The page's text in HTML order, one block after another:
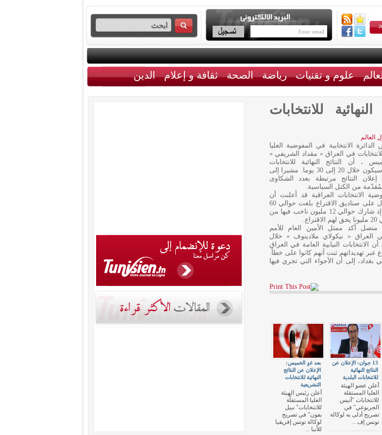
علوم و تقنيات رياضة الصحة ثقافة و إعلام الدين
للانتخابات
العالم
الانتخابية في المفوضية العليا
في العراق « مقداد الشريفي »
، أن النتائج النهائية للانتخابات
التشريعية سيكون خلال 20 إلى 30 يوما. مشيرا إلى
النتائج مرتبطة بعدد الشكاوى
من الكتل السياسية.
الانتخابات العراقية قد أعلنت أن
نسبة الإقبال على صناديق الاقتراع بلغت حوالي 60
في المئة، إذ شارك حوالي 12 مليون ناخب فيها من
أكد ممثل الأمين العام للأمم
العراق « نيكولاي ملادينوف » خلال
النيابية العامة في العراق
عبر تهديداتهم ثبت أنهم كانوا على خطأ.
إلى أن الأجواء التي تجري فيها
بعد غدٍ الخميس:
الإعلان عن النتائج
النهائية للانتخابات
التشريعية
أعلن رئيس الهيئة
العليا المستقلّة
للانتخابات" نبيل
بفون" في تصريح
لوكالة تونس إفريقيا
للأنبا ...
13 جوان: الإعلان عن
النتائج النهائية
للانتخابات البلدية
أعلن عضو الهيئة
العليا المستقلة
للانتخابات "أنيس
الجربوعي" في
تصريح أدلى به لوكالة
تونس إف ...